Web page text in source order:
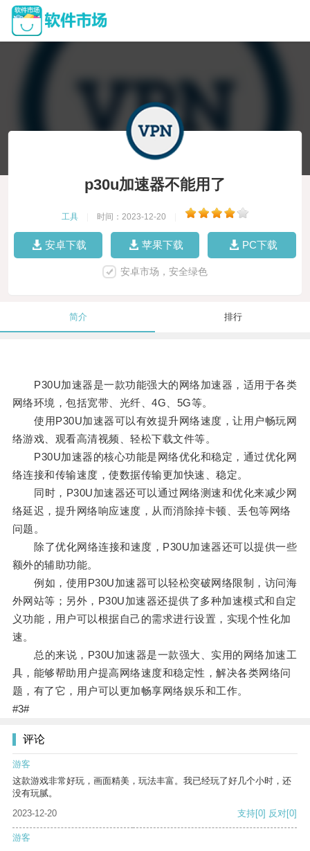
p30u加速器不能用了
工具 时间：2023-12-20
安卓下载 苹果下载 PC下载
安卓市场，安全绿色
简介 排行
P30U加速器是一款功能强大的网络加速器，适用于各类
网络环境，包括宽带、光纤、4G、5G等。
使用P30U加速器可以有效提升网络速度，让用户畅玩网
络游戏、观看高清视频、轻松下载文件等。
P30U加速器的核心功能是网络优化和稳定，通过优化网
络连接和传输速度，使数据传输更加快速、稳定。
同时，P30U加速器还可以通过网络测速和优化来减少网
络延迟，提升网络响应速度，从而消除掉卡顿、丢包等网络
问题。
除了优化网络连接和速度，P30U加速器还可以提供一些
额外的辅助功能。
例如，使用P30U加速器可以轻松突破网络限制，访问海
外网站等；另外，P30U加速器还提供了多种加速模式和自定
义功能，用户可以根据自己的需求进行设置，实现个性化加
速。
总的来说，P30U加速器是一款强大、实用的网络加速工
具，能够帮助用户提高网络速度和稳定性，解决各类网络问
题，有了它，用户可以更加畅享网络娱乐和工作。
#3#
评论
游客
这款游戏非常好玩，画面精美，玩法丰富。我已经玩了好几个小时，还
没有玩腻。
2023-12-20
支持[0] 反对[0]
游客